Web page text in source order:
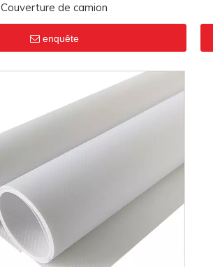
Couverture de camion
enquête